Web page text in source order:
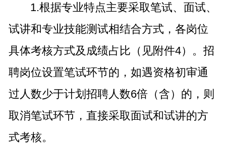
1.根据专业特点主要采取笔试、面试、
试讲和专业技能测试相结合方式，各岗位
具体考核方式及成绩占比（见附件4）。招
聘岗位设置笔试环节的，如遇资格初审通
过人数少于计划招聘人数6倍（含）的，则
取消笔试环节，直接采取面试和试讲的方
式考核。